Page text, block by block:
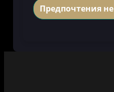
Предпочтения